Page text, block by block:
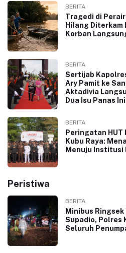
BERITA
Tragedi di
Hilang Diterkam
Korban
BERITA
Sertijab
Ary Pamit ke
Aktadivia
Dua Isu Panas
BERITA
Peringatan HUT
Kubu Raya:
Menuju Institusi
Peristiwa
BERITA
Minibus
Supadio, Polres
Seluruh